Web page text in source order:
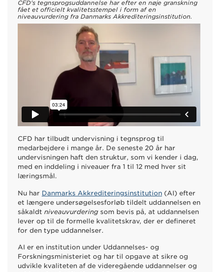
CFD's tegnsprogsuddannelse har efter en nøje granskning
fået et officielt kvalitetsstempel i form af en
niveauvurdering fra Danmarks Akkrediteringsinstitution.
CFD har tilbudt undervisning i tegnsprog til
medarbejdere i mange år. De seneste 20 år har
undervisningen haft den struktur, som vi kender i dag,
med en inddeling i niveauer fra 1 til 12 med hver sit
læringsmål.
Nu har Danmarks Akkrediteringsinstitution(AI) efter
et længere undersøgelsesforløb tildelt uddannelsen en
såkaldt niveauvurdering som bevis på, at uddannelsen
lever op til de formelle kvalitetskrav, der er defineret
for den type uddannelser.
AI er en institution under Uddannelses- og
Forskningsministeriet og har til opgave at sikre og
udvikle kvaliteten af de videregående uddannelser og